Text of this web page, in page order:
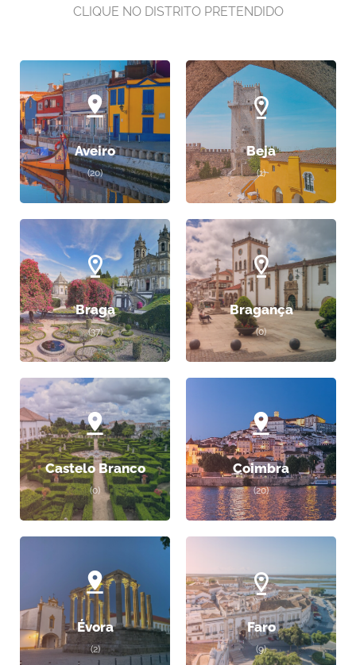
CLIQUE NO DISTRITO PRETENDIDO
Aveiro
(20)
Beja
(1)
Braga
(37)
Bragança
(0)
Castelo Branco
(0)
Coimbra
(20)
Évora
(2)
Faro
(9)